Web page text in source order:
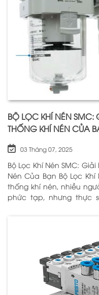
BỘ LỌC KHÍ NÉN
THỐNG KHÍ NÉN CỦA
03 Tháng 07, 2025
Bộ Lọc Khí Nén SMC:
Nén Của Bạn Bộ Lọc Khí Nén SMC Là Gì? Khi nhắc đến hệ
thống khí nén, nhiều
phức tạp, nhưng thực